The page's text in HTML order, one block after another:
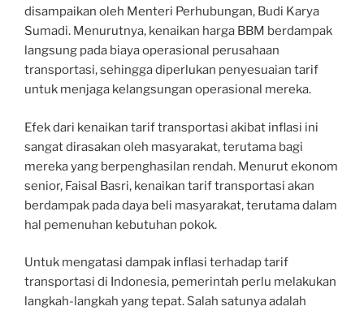
disampaikan oleh Menteri Perhubungan, Budi Karya
Sumadi. Menurutnya, kenaikan harga BBM berdampak
langsung pada biaya operasional perusahaan
transportasi, sehingga diperlukan penyesuaian tarif
untuk menjaga kelangsungan operasional mereka.
Efek dari kenaikan tarif transportasi akibat inflasi ini
sangat dirasakan oleh masyarakat, terutama bagi
mereka yang berpenghasilan rendah. Menurut ekonom
senior, Faisal Basri, kenaikan tarif transportasi akan
berdampak pada daya beli masyarakat, terutama dalam
hal pemenuhan kebutuhan pokok.
Untuk mengatasi dampak inflasi terhadap tarif
transportasi di Indonesia, pemerintah perlu melakukan
langkah-langkah yang tepat. Salah satunya adalah